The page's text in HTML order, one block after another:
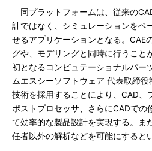
同プラットフォームは、従来の
計ではなく、シミュレーションをベ
せるアプリケーションとなる。CAE
グや、モデリングと同時に行うこと
初となるコンピュテーショナルパー
ムエスシーソフトウェア 代表取締
技術を採用することにより、CAD、
ポストプロセッサ、さらにCADでの
て効率的な製品設計を実現する。ま
任者以外の解析などを可能にすると